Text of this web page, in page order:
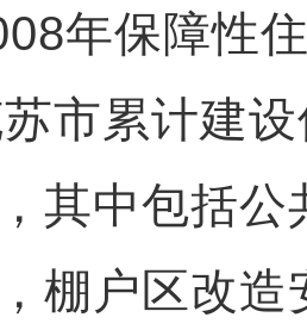
保障性住
市累计建
其中包括公
棚户区改造